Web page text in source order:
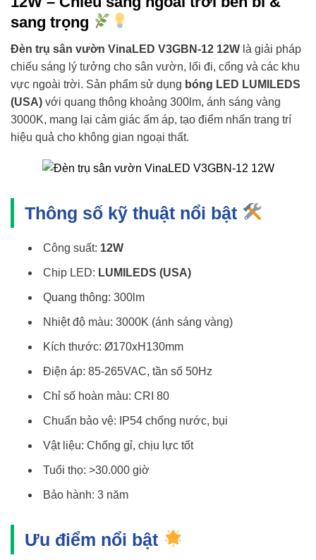
sang trọng
Đèn trụ sân vườn VinaLED V3GBN-12 12W là giải pháp
chiếu sáng lý tưởng cho sân vườn, lối đi, cổng và các khu
vực ngoài trời. Sản phẩm sử dụng bóng LED LUMILEDS
(USA) với quang thông khoảng 300lm, ánh sáng vàng
3000K, mang lại cảm giác ấm áp, tạo điểm nhấn trang trí
hiệu quả cho không gian ngoại thất.
Thông số kỹ thuật nổi bật
Công suất: 12W
Chip LED: LUMILEDS (USA)
Quang thông: 300lm
Nhiệt độ màu: 3000K (ánh sáng vàng)
Kích thước: Ø170xH130mm
Điện áp: 85-265VAC, tần số 50Hz
Chỉ số hoàn màu: CRI 80
Chuẩn bảo vệ: IP54 chống nước, bụi
Vật liệu: Chống gỉ, chịu lực tốt
Tuổi thọ: >30.000 giờ
Bảo hành: 3 năm
Ưu điểm nổi bật